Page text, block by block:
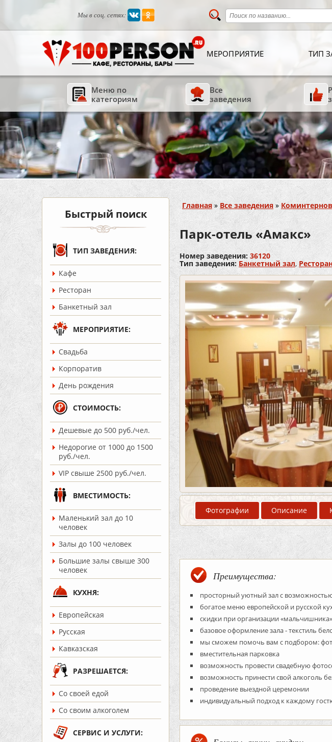
Мы в соц. сетях:
МЕРОПРИЯТИЕ ТИП
Меню по
категориям
Все
заведения
Быстрый поиск
ТИП ЗАВЕДЕНИЯ:
Кафе
Ресторан
Банкетный зал
МЕРОПРИЯТИЕ:
Cвадьба
Корпоратив
День рождения
СТОИМОСТЬ:
Дешевые до 500 руб./чел.
Недорогие от 1000 до 1500
руб./чел.
VIP свыше 2500 руб./чел.
ВМЕСТИМОСТЬ:
Маленький зал до 10
человек
Залы до 100 человек
Большие залы свыше 300
человек
КУХНЯ:
Европейская
Русская
Кавказская
РАЗРЕШАЕТСЯ:
Со своей едой
Со своим алкоголем
СЕРВИС И УСЛУГИ:
Вы здесь
Главная » Все заведения »
Парк-отель «Амакс»
Номер заведения: 36120
Тип заведения: Банкетный зал,
Фотографии Описание
Преимущества:
просторный уютный зал с
богатое меню европейской и русской
скидки при организации
базовое оформление зала - текстиль
мы сможем помочь вам с подбором:
вместительная парковка
возможность провести свадебную
возможность принести свой алкоголь
проведение выездной церемонии
индивидуальный подход к каждому